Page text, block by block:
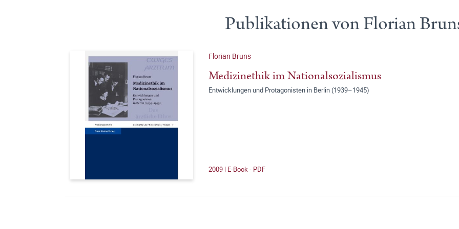
Publikationen von Florian
Florian Bruns
Medizinethik im Nationalsozialismus
Entwicklungen und Protagonisten in Berlin (1939–1945)
2009 | E-Book - PDF